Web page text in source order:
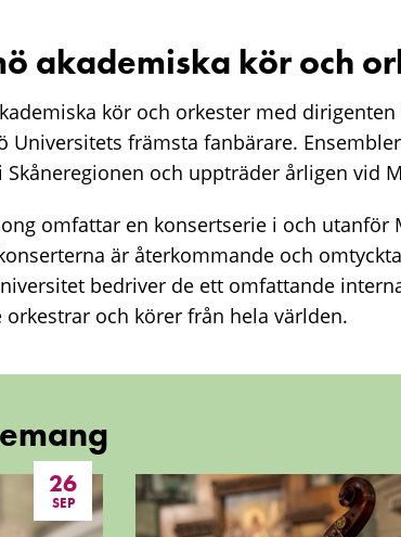
akademiska kör och
kör och orkester med
Universitets främsta fanbärare.
Skåneregionen och uppträder årligen vid
omfattar en konsertserie i och utanför
är återkommande och
bedriver de ett omfattande
orkestrar och körer från hela världen.
26
SEP